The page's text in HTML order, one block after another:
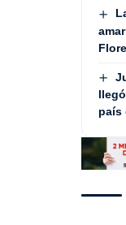
país